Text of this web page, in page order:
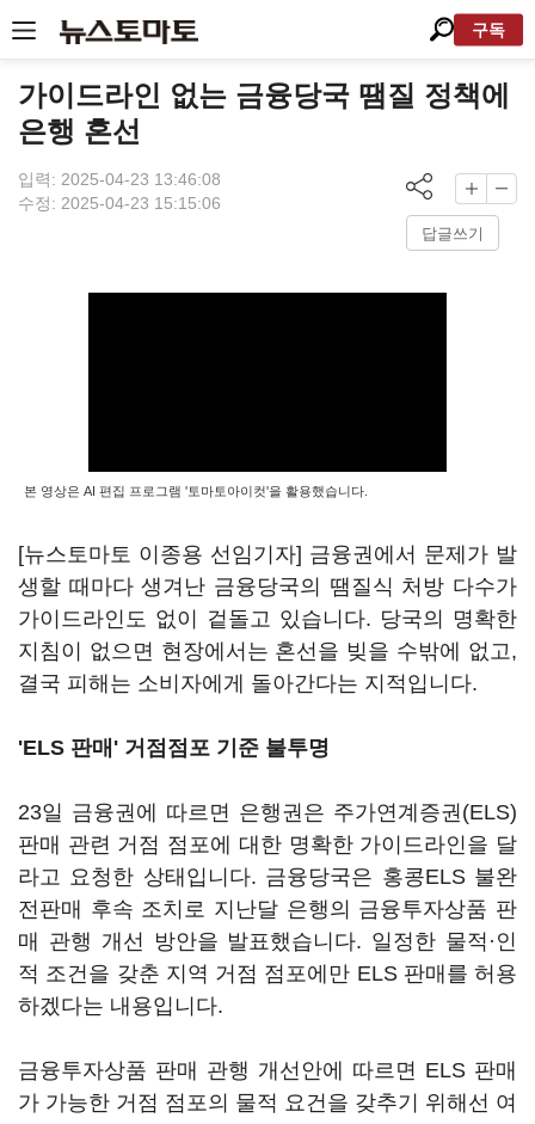
구독
가이드라인 없는 금융당국 땜질 정책에
은행 혼선
입력: 2025-04-23 13:46:08
수정: 2025-04-23 15:15:06
답글쓰기
본 영상은 AI 편집 프로그램 '토마토아이컷'을 활용했습니다.
[뉴스토마토 이종용 선임기자] 금융권에서 문제가 발
생할 때마다 생겨난 금융당국의 땜질식 처방 다수가
가이드라인도 없이 겉돌고 있습니다. 당국의 명확한
지침이 없으면 현장에서는 혼선을 빚을 수밖에 없고,
결국 피해는 소비자에게 돌아간다는 지적입니다.
'ELS 판매' 거점점포 기준 불투명
23일 금융권에 따르면 은행권은 주가연계증권(ELS)
판매 관련 거점 점포에 대한 명확한 가이드라인을 달
라고 요청한 상태입니다. 금융당국은 홍콩ELS 불완
전판매 후속 조치로 지난달 은행의 금융투자상품 판
매 관행 개선 방안을 발표했습니다. 일정한 물적·인
적 조건을 갖춘 지역 거점 점포에만 ELS 판매를 허용
하겠다는 내용입니다.
금융투자상품 판매 관행 개선안에 따르면 ELS 판매
가 가능한 거점 점포의 물적 요건을 갖추기 위해선 여